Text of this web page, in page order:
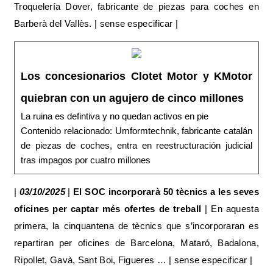
Troquelería Dover, fabricante de piezas para coches en
Barberà del Vallès. | sense especificar |
Los concesionarios Clotet Motor y KMotor
quiebran con un agujero de cinco millones
La ruina es defintiva y no quedan activos en pie
Contenido relacionado: Umformtechnik, fabricante catalán
de piezas de coches, entra en reestructuración judicial
tras impagos por cuatro millones
| 03/10/2025| El SOC incorporarà 50 tècnics a les seves
oficines per captar més ofertes de treball | En aquesta
primera, la cinquantena de tècnics que s’incorporaran es
repartiran per oficines de Barcelona, Mataró, Badalona,
Ripollet, Gavà, Sant Boi, Figueres … | sense especificar |